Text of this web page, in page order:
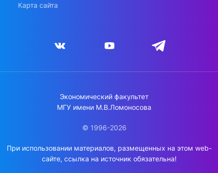
Карта сайта
Экономический факультет
МГУ имени М.В.Ломоносова
© 1996-2026
При использовании материалов, размещенных на этом web-
сайте, ссылка на источник обязательна!